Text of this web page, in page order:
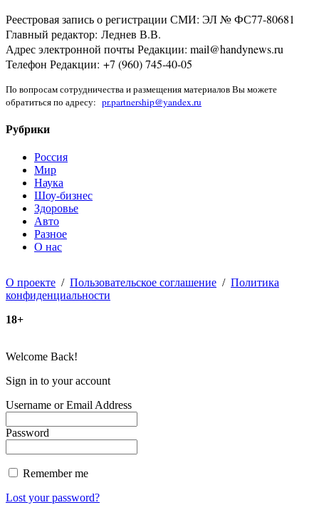
Реестровая запись о регистрации СМИ: ЭЛ № ФС77-80681
Главный редактор: Леднев В.В.
Адрес электронной почты Редакции: mail@handynews.ru
Телефон Редакции: +7 (960) 745-40-05
По вопросам сотрудничества и размещения материалов Вы можете
обратиться по адресу: pr.partnership@yandex.ru
Рубрики
Россия
Мир
Наука
Шоу-бизнес
Здоровье
Авто
Разное
О нас
О проекте / Пользовательское соглашение / Политика
конфиденциальности
18+
Welcome Back!
Sign in to your account
Username or Email Address
Password
Remember me
Lost your password?